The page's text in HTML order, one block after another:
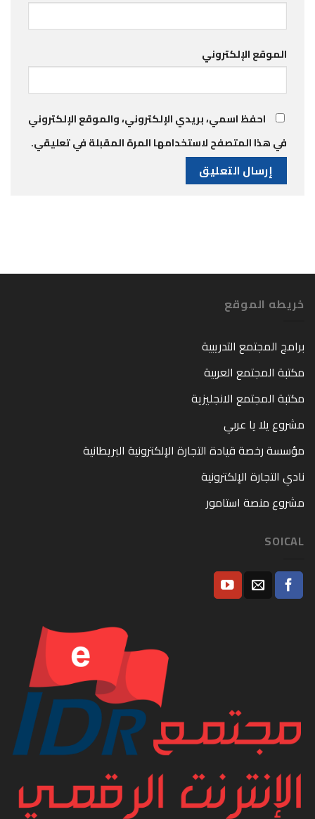
الموقع الإلكتروني
احفظ اسمي، بريدي الإلكتروني، والموقع الإلكتروني
في هذا المتصفح لاستخدامها المرة المقبلة في تعليقي.
خريطه الموقع
برامج المجتمع التدريبية
مكتبة المجتمع العربية
مكتبة المجتمع الانجليزية
مشروع يلا يا عربي
مؤسسة رخصة قيادة التجارة الإلكترونية البريطانية
نادي التجارة الإلكترونية
مشروع منصة استامور
SOICAL